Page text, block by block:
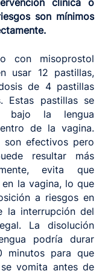
clínica o
son mínimos
con misoprostol
usar 12 pastillas,
de 4 pastillas
Estas pastillas se
bajo la lengua
de la vagina.
son efectivos pero
resultar más
evita que
la vagina, lo que
a riesgos en
la interrupción del
La disolución
podría durar
minutos para que
vomita antes de